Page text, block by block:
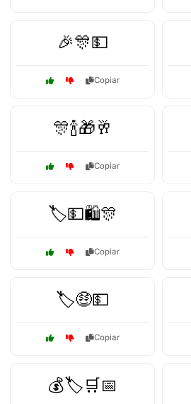
🎉🎊💵
Copiar
🎊🍾🎁🥂
Copiar
🏷️💵🛍️🎊
Copiar
🏷️🤑💵
Copiar
💰🏷️🛒📅